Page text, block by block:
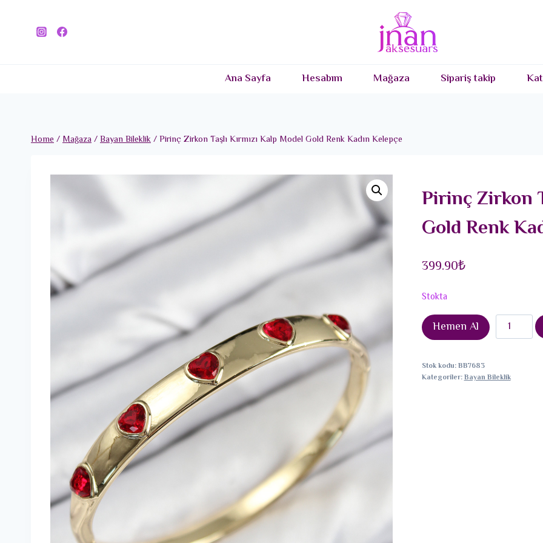
Ana Sayfa Hesabım Mağaza Sipariş takip
Home/Mağaza/Bayan Bileklik/Pirinç Zirkon Taşlı Kırmızı Kalp Model Gold Renk Kadın Kelepçe
Pirinç Zirkon
Gold Renk
399.90₺
Stokta
Hemen Al
Pirinç
Zirkon
Kırmızı
Stok kodu:BB7683
Kategoriler:Bayan Bileklik